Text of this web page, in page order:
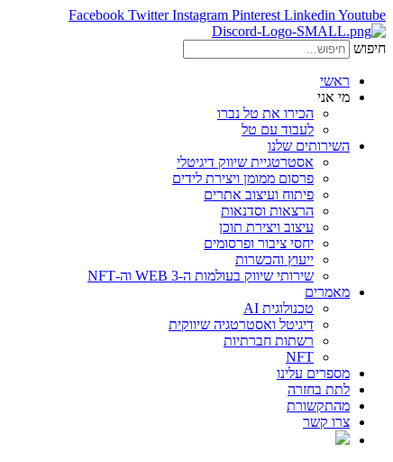
Facebook Twitter Instagram Pinterest Linkedin Youtube
חיפוש
ראשי
מי אני
הכירו את טל נברו
לעבוד עם טל
השירותים שלנו
אסטרטגיית שיווק דיגיטלי
פרסום ממומן ויצירת לידים
פיתוח ועיצוב אתרים
הרצאות וסדנאות
עיצוב ויצירת תוכן
יחסי ציבור ופרסומים
ייעוץ והכשרות
שירותי שיווק בעולמות ה-WEB 3 וה-NFT
מאמרים
טכנולוגית AI
דיגיטל ואסטרטגיה שיווקית
רשתות חברתיות
NFT
מספרים עלינו
לתת בחזרה
מהתקשורת
צרו קשר